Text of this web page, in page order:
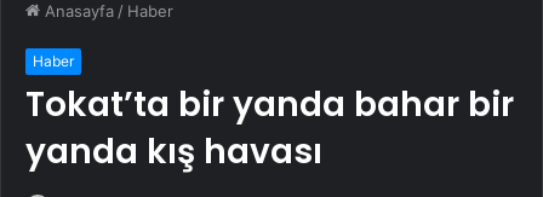
Anasayfa / Haber
Haber
Tokat’ta bir yanda bahar bir
yanda kış havası